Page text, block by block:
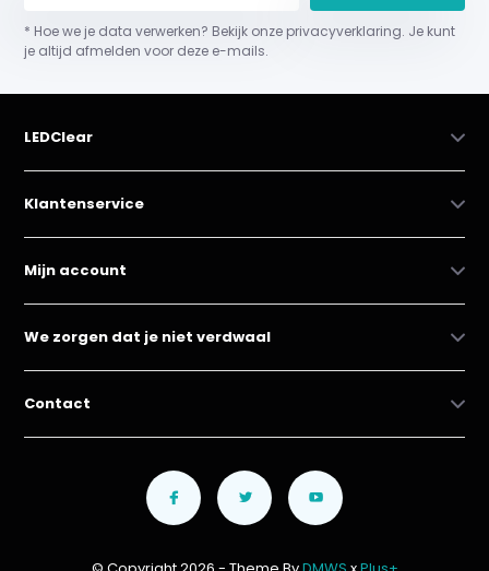
* Hoe we je data verwerken? Bekijk onze privacyverklaring. Je kunt
je altijd afmelden voor deze e-mails.
LEDClear
Klantenservice
Mijn account
We zorgen dat je niet verdwaal
Contact